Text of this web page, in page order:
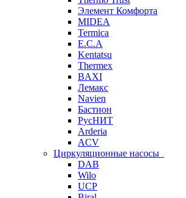
Элемент Комфорта
MIDEA
Termica
E.C.A
Kentatsu
Thermex
BAXI
Лемакс
Navien
Бастион
РусНИТ
Arderia
ACV
Циркуляционные насосы
DAB
Wilo
UCP